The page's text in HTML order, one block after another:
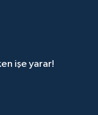
işe yarar!